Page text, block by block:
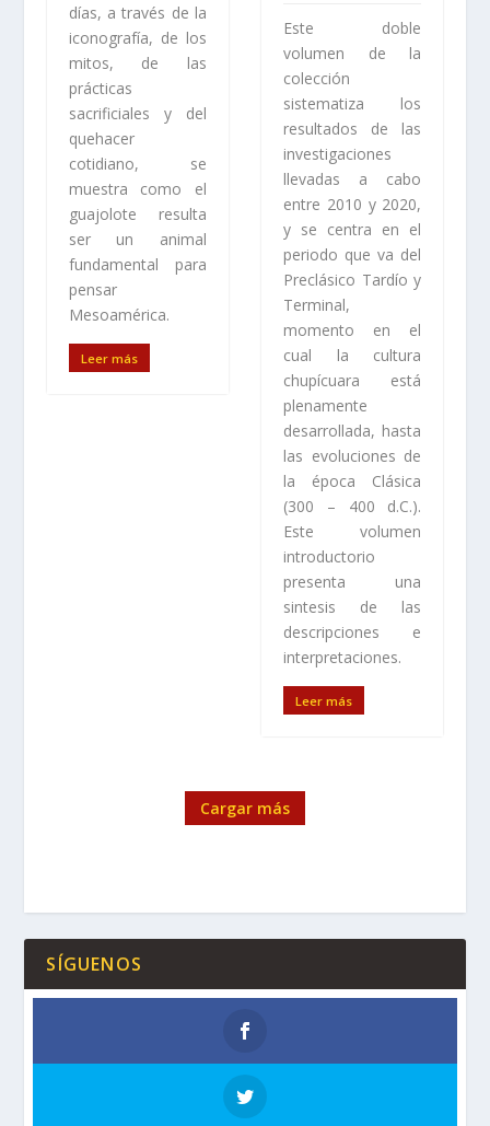
días, a través de la
iconografía, de los
mitos, de las
prácticas
sacrificiales y del
quehacer
cotidiano, se
muestra como el
guajolote resulta
ser un animal
fundamental para
pensar
Mesoamérica.
Leer más
Este doble
volumen de la
colección
sistematiza los
resultados de las
investigaciones
llevadas a cabo
entre 2010 y 2020,
y se centra en el
periodo que va del
Preclásico Tardío y
Terminal,
momento en el
cual la cultura
chupícuara está
plenamente
desarrollada, hasta
las evoluciones de
la época Clásica
(300 – 400 d.C.).
Este volumen
introductorio
presenta una
sintesis de las
descripciones e
interpretaciones.
Leer más
Cargar más
SÍGUENOS